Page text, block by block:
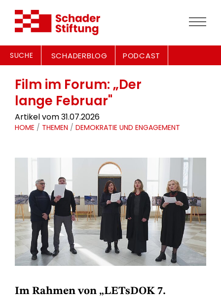
SUCHE SCHADERBLOG PODCAST
Film im Forum: „Der
lange Februar"
Artikel vom 31.07.2026
HOME / THEMEN / DEMOKRATIE UND ENGAGEMENT
Im Rahmen von „LETsDOK 7.